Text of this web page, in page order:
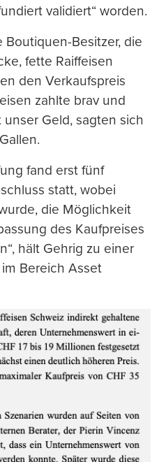
validiert“ worden.
Besitzer, die
fette Raiffeisen
den Verkaufspreis
zahlte brav und
Geld, sagten sich
fand erst fünf
statt, wobei
die Möglichkeit
des Kaufpreises
hält Gehrig zu einer
Bereich Asset